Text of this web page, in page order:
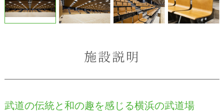
施設説明
武道の伝統と和の趣を感じる横浜の武道場